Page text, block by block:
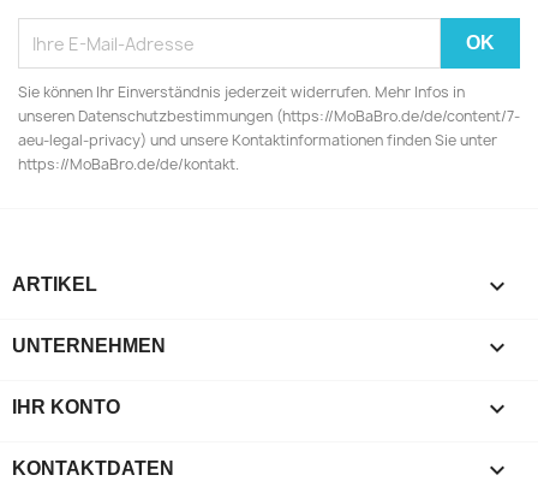
Sie können Ihr Einverständnis jederzeit widerrufen. Mehr Infos in
unseren Datenschutzbestimmungen (https://MoBaBro.de/de/content/7-
aeu-legal-privacy) und unsere Kontaktinformationen finden Sie unter
https://MoBaBro.de/de/kontakt.
ARTIKEL 
UNTERNEHMEN 
IHR KONTO 
KONTAKTDATEN keyboard_arrow_down